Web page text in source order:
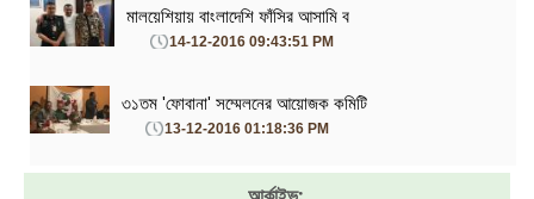
মালয়েশিয়ায় বাংলাদেশি ফাঁসির আসামি ব
14-12-2016 09:43:51 PM
৩১তম 'ফোবানা' সম্মেলনের আয়োজক কমিটি
13-12-2016 01:18:36 PM